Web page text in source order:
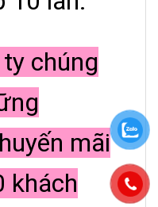
chúng
mãi
khách